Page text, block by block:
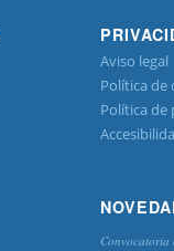
Aviso legal
Política de
Política de
Convocatoria